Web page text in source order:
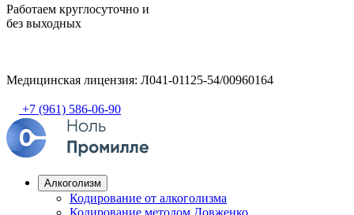
Работаем круглосуточно и
без выходных
Медицинская лицензия: Л041-01125-54/00960164
+7 (961) 586-06-90
Алкоголизм
Кодирование от алкоголизма
Кодирование методом Довженко